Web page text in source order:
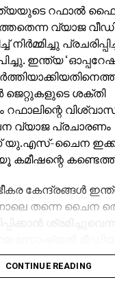
റഫാല്‍
വ്യാജ
ഇന്ത്യ
ജെറ്റുകളുടെ ശക്തി
റഫാലിന്റെ
വ്യാജ പ്രചാരണം
യു.എസ്-ചൈന
കമീഷന്റെ
കേന്ദ്രങ്ങള്‍
തന്നെ ചൈന
ടോക്ക് പോലുള്ള
ഉപയോഗിച്ചാണ് ഈ
CONTINUE READING